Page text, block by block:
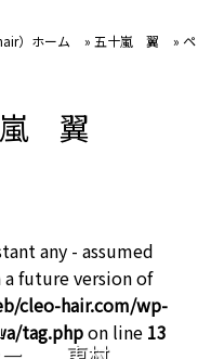
）ホーム » 五十嵐 翼 » ペ
嵐 翼
any - assumed
future version of
cleo-hair.com/wp-
tag.phpon line 13